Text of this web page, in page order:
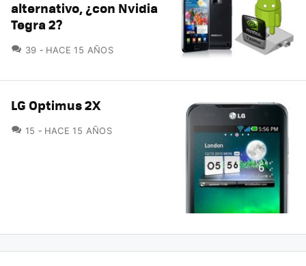
alternativo, ¿con Nvidia
Tegra 2?
39 COMENTARIOS
HACE 15 AÑOS
LG Optimus 2X
15 COMENTARIOS
HACE 15 AÑOS